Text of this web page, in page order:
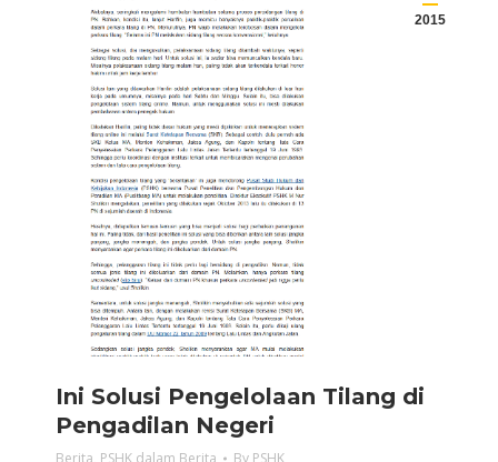
2015
Ini Solusi Pengelolaan Tilang di
Pengadilan Negeri
Berita, PSHK dalam Berita By PSHK